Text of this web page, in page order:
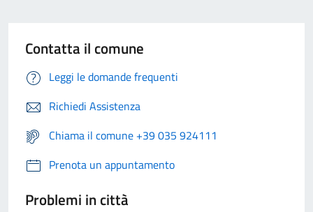
Contatta il comune
Leggi le domande frequenti
Richiedi Assistenza
Chiama il comune +39 035 924111
Prenota un appuntamento
Problemi in città